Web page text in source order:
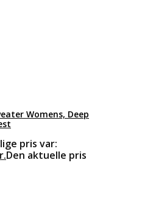
Womens, Deep
pris var:
Den aktuelle pris